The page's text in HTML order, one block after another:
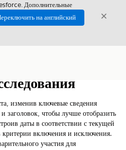
Дополнительные
на английский
изменив ключевые сведения
заголовок, чтобы лучше отобразить
даты в соответствии с текущей
включения и исключения.
участия для